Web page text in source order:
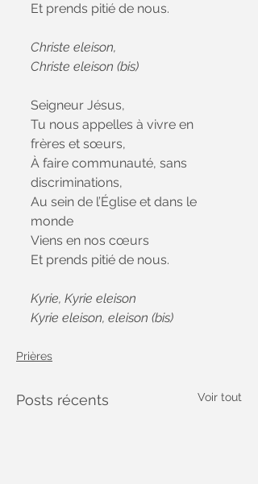
Et prends pitié de nous.
Christe eleison,
Christe eleison (bis)
Seigneur Jésus,
Tu nous appelles à vivre en
frères et sœurs,
À faire communauté, sans
discriminations,
Au sein de l’Église et dans le
monde
Viens en nos cœurs
Et prends pitié de nous.
Kyrie, Kyrie eleison
Kyrie eleison, eleison (bis)
Prières
Posts récents Voir tout